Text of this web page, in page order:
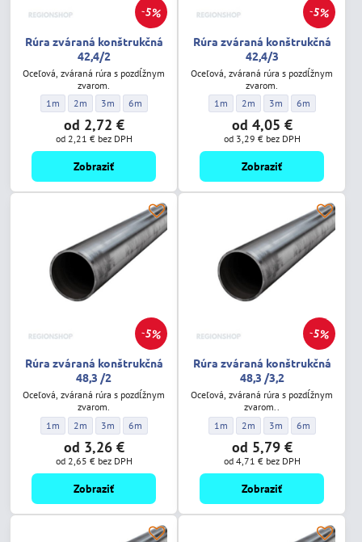
5%
Rúra zváraná konštrukčná
42,4/2
Oceľová, zváraná rúra s pozdĺžnym
zvarom.
Rúra zváraná konštrukčná 42,4/2 - Dĺžka:
1m Rúra zváraná konštrukčná 42,4/2 - Dĺžka:
2m Rúra zváraná konštrukčná 42,4/2 - Dĺžka:
3m Rúra zváraná konštrukčná 42,4/2 - Dĺžka:
6m
od 2,72 €
od 2,21 € bez DPH
Zobraziť
5%
Rúra zváraná konštrukčná
42,4/3
Oceľová, zváraná rúra s pozdĺžnym
zvarom.
Rúra zváraná konštrukčná 42,4/3 -
1m Rúra zváraná konštrukčná
2m Rúra zváraná
3m Rúra zváraná
6m
od 4,05 €
od 3,29 € bez DPH
Zobraziť
5%
Rúra zváraná konštrukčná
48,3 /2
Oceľová, zváraná rúra s pozdĺžnym
zvarom.
Rúra zváraná konštrukčná 48,3 /2 - Dĺžka:
1m Rúra zváraná konštrukčná 48,3 /2 - Dĺžka:
2m Rúra zváraná konštrukčná 48,3 /2 - Dĺžka:
3m Rúra zváraná konštrukčná 48,3 /2 - Dĺžka:
6m
od 3,26 €
od 2,65 € bez DPH
Zobraziť
5%
Rúra zváraná konštrukčná
48,3 /3,2
Oceľová, zváraná rúra s pozdĺžnym
zvarom..
Rúra zváraná konštrukčná 48,3 /3,2
1m Rúra zváraná konštrukčná
2m Rúra zváraná
3m Rúra zváraná
6m
od 5,79 €
od 4,71 € bez DPH
Zobraziť